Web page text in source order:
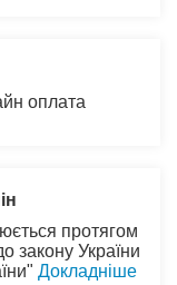
оплата
протягом
закону України
Докладніше